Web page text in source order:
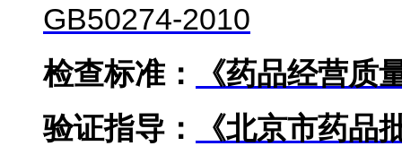
GB50274-2010
检查标准：
《药品经营质
验证指导：
《北京市药品